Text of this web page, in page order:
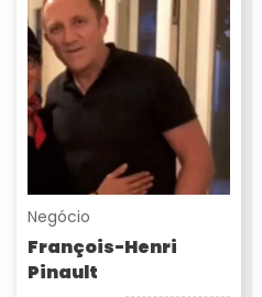
Negócio
François-Henri
Pinault